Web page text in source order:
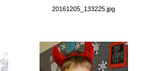
20161205_133225.jpg